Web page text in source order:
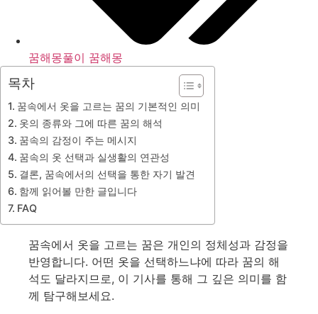
꿈해몽풀이 꿈해몽
목차
꿈속에서 옷을 고르는 꿈의 기본적인 의미
옷의 종류와 그에 따른 꿈의 해석
꿈속의 감정이 주는 메시지
꿈속의 옷 선택과 실생활의 연관성
결론, 꿈속에서의 선택을 통한 자기 발견
함께 읽어볼 만한 글입니다
FAQ
꿈속에서 옷을 고르는 꿈은 개인의 정체성과 감정을
반영합니다. 어떤 옷을 선택하느냐에 따라 꿈의 해
석도 달라지므로, 이 기사를 통해 그 깊은 의미를 함
께 탐구해보세요.